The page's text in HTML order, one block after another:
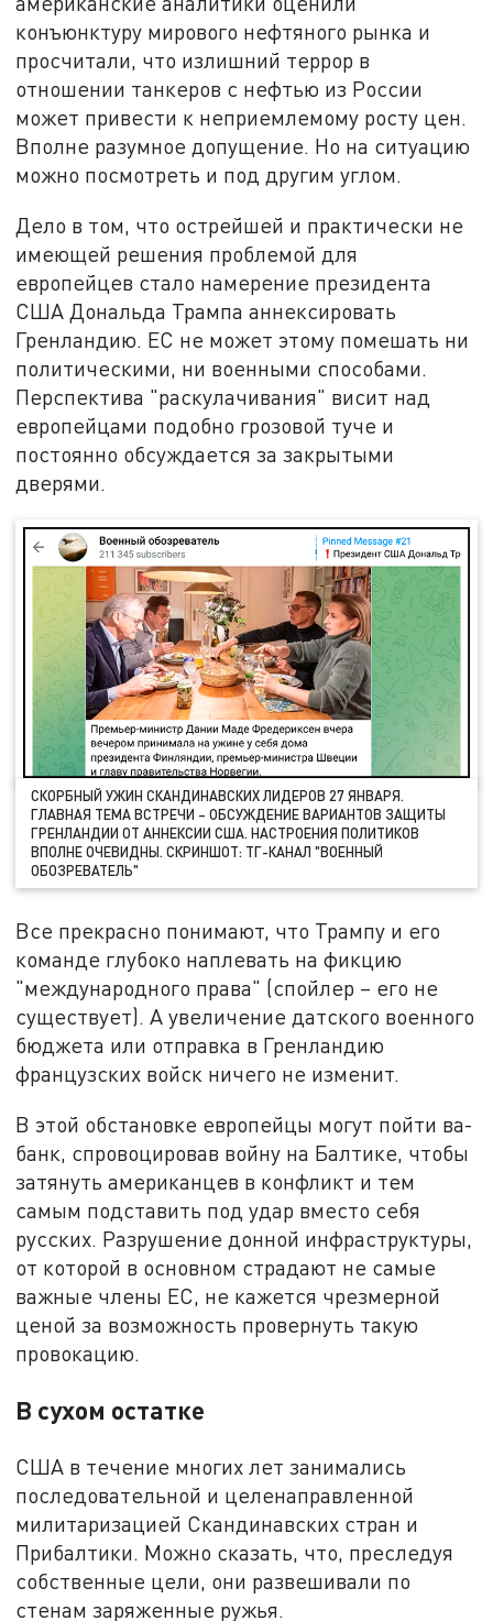
конъюнктуру мирового нефтяного рынка и
просчитали, что излишний террор в
отношении танкеров с нефтью из России
может привести к неприемлемому росту цен.
Вполне разумное допущение. Но на ситуацию
можно посмотреть и под другим углом.
Дело в том, что острейшей и практически не
имеющей решения проблемой для
европейцев стало намерение президента
США Дональда Трампа аннексировать
Гренландию. ЕС не может этому помешать ни
политическими, ни военными способами.
Перспектива "раскулачивания" висит над
европейцами подобно грозовой туче и
постоянно обсуждается за закрытыми
дверями.
СКОРБНЫЙ УЖИН СКАНДИНАВСКИХ ЛИДЕРОВ 27 ЯНВАРЯ.
ГЛАВНАЯ ТЕМА ВСТРЕЧИ – ОБСУЖДЕНИЕ ВАРИАНТОВ ЗАЩИТЫ
ГРЕНЛАНДИИ ОТ АННЕКСИИ США. НАСТРОЕНИЯ ПОЛИТИКОВ
ВПОЛНЕ ОЧЕВИДНЫ. СКРИНШОТ: ТГ-КАНАЛ "ВОЕННЫЙ
ОБОЗРЕВАТЕЛЬ"
Все прекрасно понимают, что Трампу и его
команде глубоко наплевать на фикцию
"международного права" (спойлер – его не
существует). А увеличение датского военного
бюджета или отправка в Гренландию
французских войск ничего не изменит.
В этой обстановке европейцы могут пойти ва-
банк, спровоцировав войну на Балтике, чтобы
затянуть американцев в конфликт и тем
самым подставить под удар вместо себя
русских. Разрушение донной инфраструктуры,
от которой в основном страдают не самые
важные члены ЕС, не кажется чрезмерной
ценой за возможность провернуть такую
провокацию.
В сухом остатке
США в течение многих лет занимались
последовательной и целенаправленной
милитаризацией Скандинавских стран и
Прибалтики. Можно сказать, что, преследуя
собственные цели, они развешивали по
стенам заряженные ружья.